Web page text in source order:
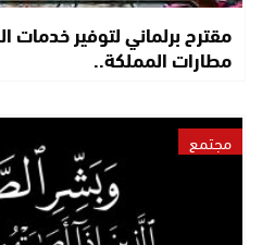
مقترح برلماني لتوفير خدمات
مطارات المملكة..
مجتمع